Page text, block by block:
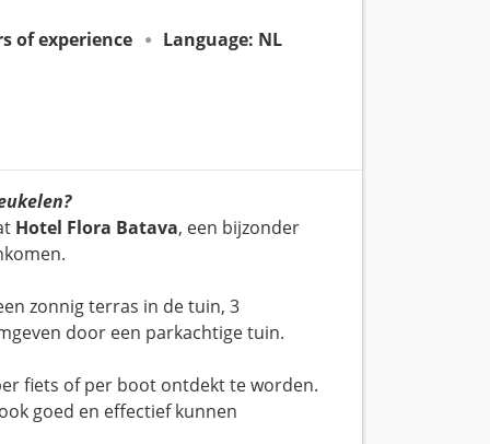
of experience Language: NL
Hotel Flora Batava, een bijzonder
zonnig terras in de tuin, 3
door een parkachtige tuin.
fiets of per boot ontdekt te worden.
goed en effectief kunnen